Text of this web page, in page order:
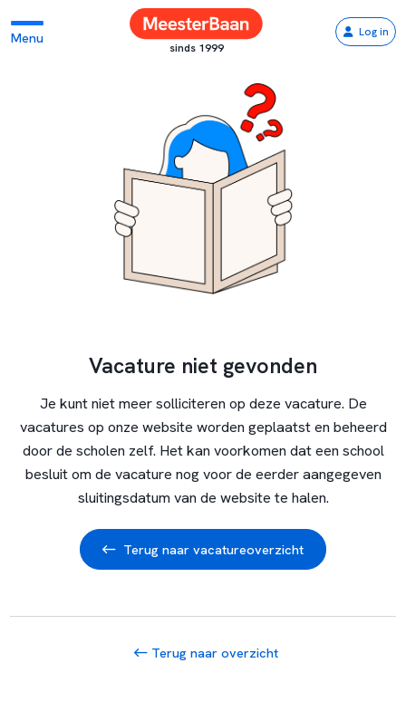
Menu
sinds 1999
Log in
Vacature niet gevonden
Je kunt niet meer solliciteren op deze vacature. De
vacatures op onze website worden geplaatst en beheerd
door de scholen zelf. Het kan voorkomen dat een school
besluit om de vacature nog voor de eerder aangegeven
sluitingsdatum van de website te halen.
Terug naar vacatureoverzicht
Terug naar overzicht